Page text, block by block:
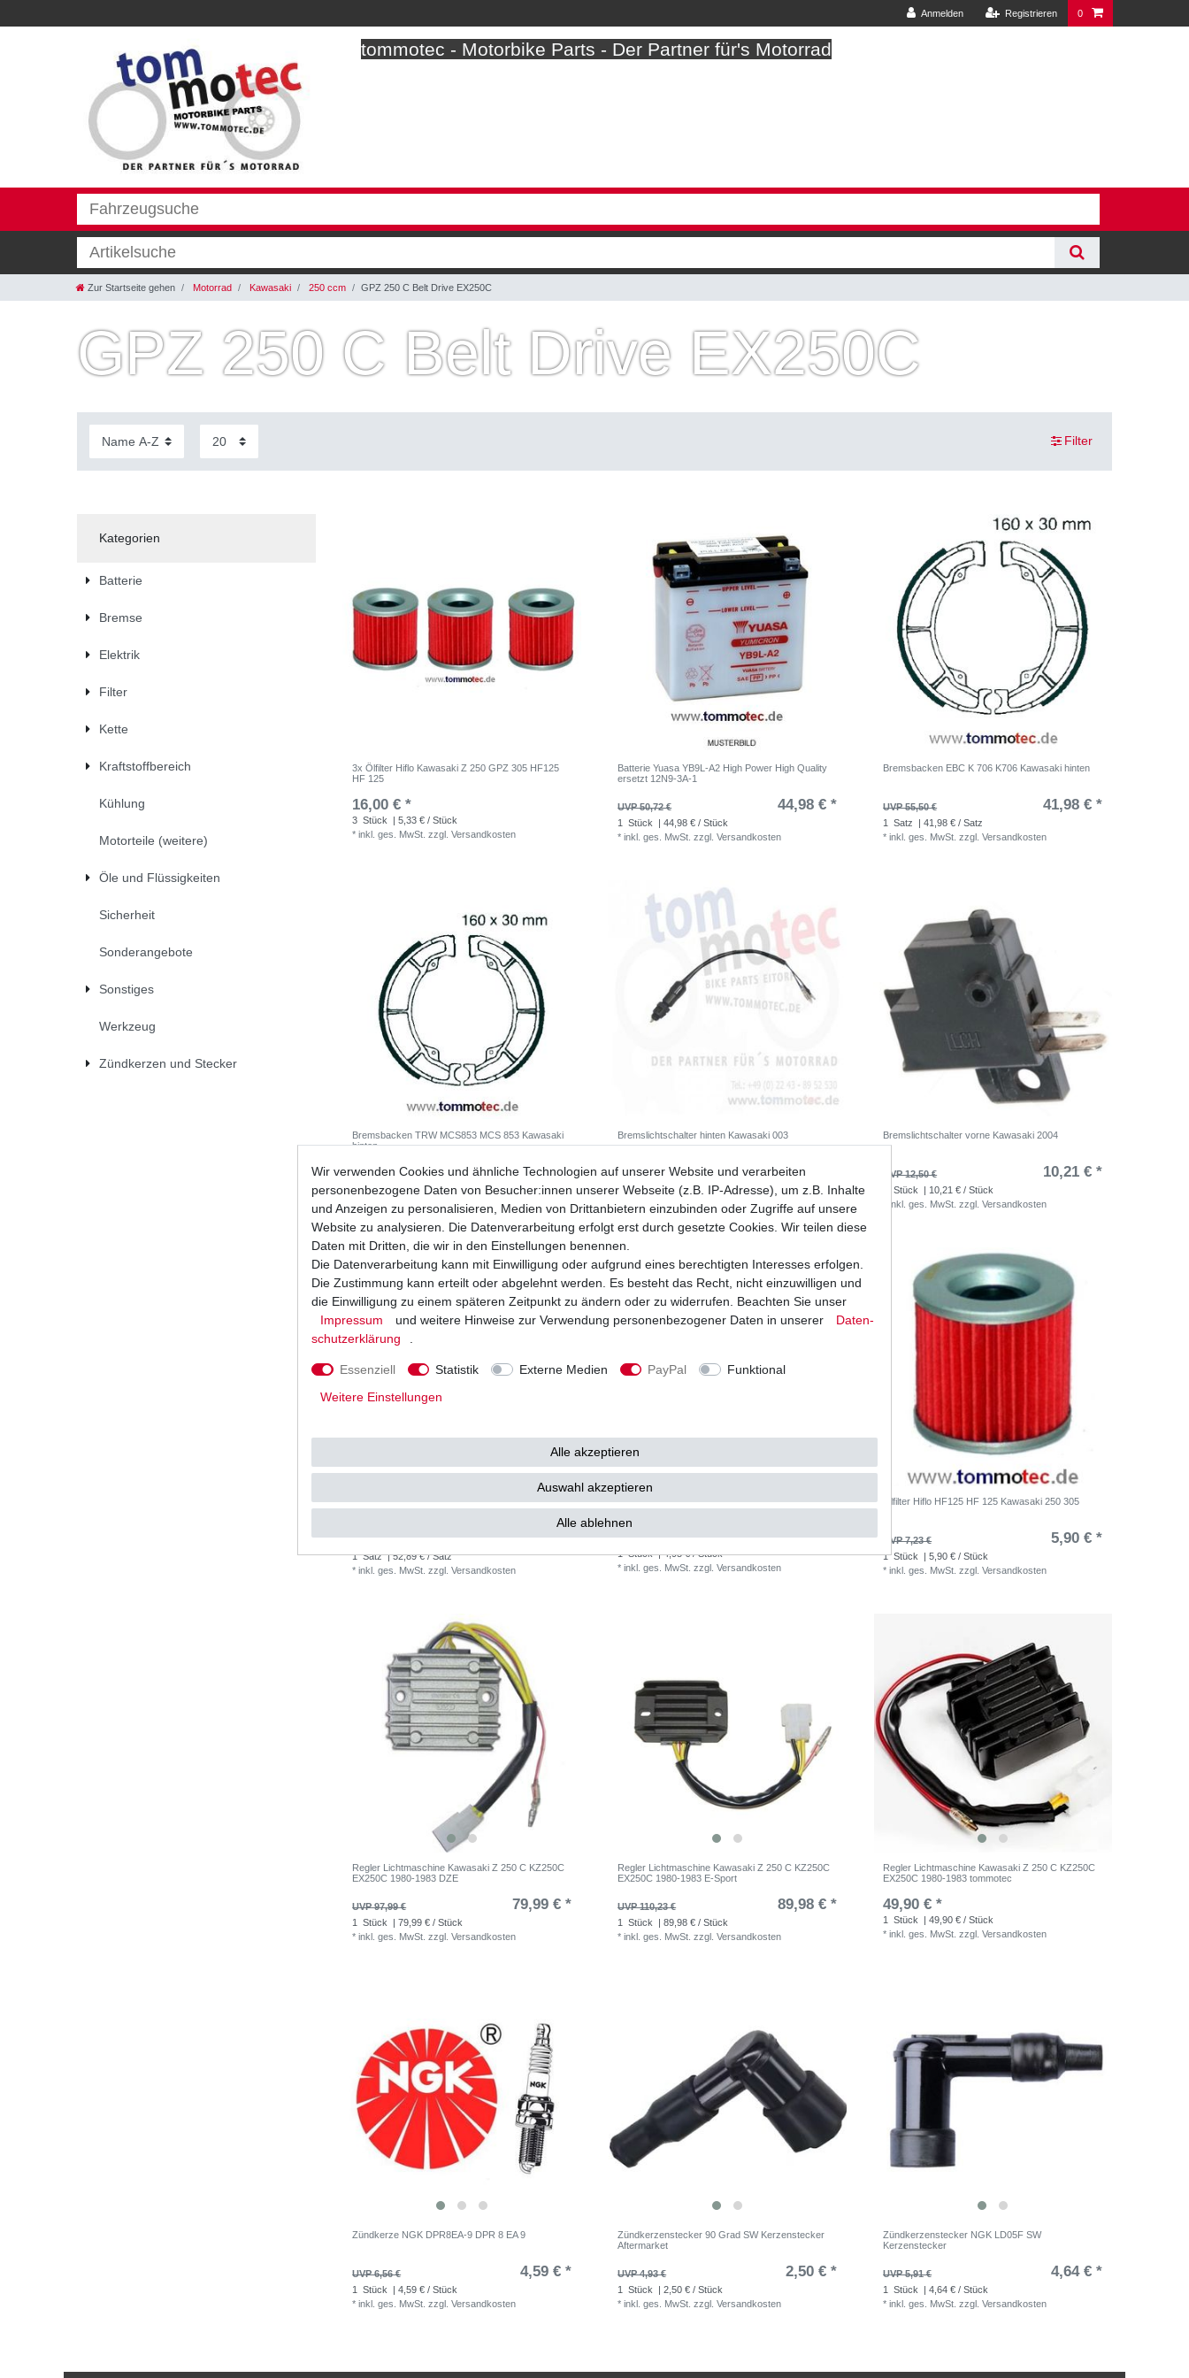
Anmelden Registrieren 0
tommotec - Motorbike Parts - Der Partner für's Motorrad
Zur Startseite gehen Motorrad Kawasaki 250 ccm GPZ 250 C Belt Drive EX250C
GPZ 250 C Belt Drive EX250C
Filter
Kategorien
Batterie
Bremse
Elektrik
Filter
Kette
Kraftstoffbereich
Kühlung
Motorteile (weitere)
Öle und Flüssigkeiten
Sicherheit
Sonderangebote
Sonstiges
Werkzeug
Zündkerzen und Stecker
3x Ölfilter Hiflo Kawasaki Z 250 GPZ 305 HF125
HF 125
16,00 € *
3 Stück
| 5,33 € / Stück
*inkl. ges. MwSt. zzgl.Versandkosten
Batterie Yuasa YB9L-A2 High Power High Quality
ersetzt 12N9-3A-1
UVP 50,72 € 44,98 € *
1 Stück
| 44,98 € / Stück
*inkl. ges. MwSt. zzgl.Versandkosten
Bremsbacken EBC K 706 K706 Kawasaki hinten
UVP 55,50 € 41,98 € *
1 Satz
| 41,98 € / Satz
*inkl. ges. MwSt. zzgl.Versandkosten
Bremsbacken TRW MCS853 MCS 853 Kawasaki
hinten
UVP 42,15 € 31,88 € *
1 Satz | 31,88 € / Satz
inkl. ges. MwSt. Versandkosten
Bremslichtschalter hinten Kawasaki 003
UVP 8,47 € 6,91 € *
1 Stück | 6,91 € / Stück
inkl. ges. MwSt. zzgl. Versandkosten
Bremslichtschalter vorne Kawasaki 2004
UVP 12,50 € 10,21 € *
Stück
| 10,21 € / Stück
inkl. ges. MwSt. zzgl.Versandkosten
Kupplung Kawasaki GPZ 250 Belt Drive EX250C
1983
UVP 65,30 € 52,89 € *
1 Satz | 52,89 € / Satz
*inkl. ges. MwSt. zzgl.Versandkosten
Luftfilter Kawasaki GPZ 305 GPZ 250 EX305A
EX305B EX250C 1983-1989 HQ
4,95 € *
1 Stück | 4,95 € / Stück
*inkl. ges. MwSt. zzgl.Versandkosten
Ölfilter Hiflo HF125 HF 125 Kawasaki 250 305
UVP 7,23 € 5,90 € *
1 Stück
| 5,90 € / Stück
*inkl. ges. MwSt. zzgl.Versandkosten
Regler Lichtmaschine Kawasaki Z 250 C KZ250C
EX250C 1980-1983 DZE
UVP 97,99 € 79,99 € *
1 Stück
| 79,99 € / Stück
*inkl. ges. MwSt. zzgl.Versandkosten
Regler Lichtmaschine Kawasaki Z 250 C KZ250C
EX250C 1980-1983 E-Sport
UVP 110,23 € 89,98 € *
1 Stück
| 89,98 € / Stück
*inkl. ges. MwSt. zzgl.Versandkosten
Regler Lichtmaschine Kawasaki Z 250 C KZ250C
EX250C 1980-1983 tommotec
49,90 € *
1 Stück
| 49,90 € / Stück
*inkl. ges. MwSt. zzgl.Versandkosten
Zündkerze NGK DPR8EA-9 DPR 8 EA 9
UVP 6,56 € 4,59 € *
1 Stück
| 4,59 € / Stück
*inkl. ges. MwSt. zzgl.Versandkosten
Zündkerzenstecker 90 Grad SW Kerzenstecker
Aftermarket
UVP 4,93 € 2,50 € *
1 Stück
| 2,50 € / Stück
*inkl. ges. MwSt. zzgl.Versandkosten
Zündkerzenstecker NGK LD05F SW
Kerzenstecker
UVP 5,91 € 4,64 € *
1 Stück
| 4,64 € / Stück
*inkl. ges. MwSt. zzgl.Versandkosten
Wir verwenden Cookies und ähnliche Technologien auf unserer Website und verarbeiten
personenbezogene Daten von Besucher:innen unserer Webseite (z.B. IP-Adresse), um z.B. Inhalte
und Anzeigen zu personalisieren, Medien von Drittanbietern einzubinden oder Zugriffe auf unsere
Website zu analysieren. Die Datenverarbeitung erfolgt erst durch gesetzte Cookies. Wir teilen diese
Daten mit Dritten, die wir in den Einstellungen benennen.
Die Datenverarbeitung kann mit Einwilligung oder aufgrund eines berechtigten Interesses erfolgen.
Die Zustimmung kann erteilt oder abgelehnt werden. Es besteht das Recht, nicht einzuwilligen und
die Einwilligung zu einem späteren Zeitpunkt zu ändern oder zu widerrufen. Beachten Sie unser
Impressum
und weitere Hinweise zur Verwendung personenbezogener Daten in unserer
Daten­
schutz­erklärung
Essenziell Statistik Externe Medien PayPal
Funktional
Weitere Einstellungen
Alle akzeptieren
Auswahl akzeptieren
Alle ablehnen